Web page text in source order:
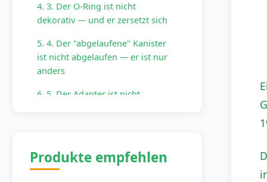
4. 3. Der O-Ring ist nicht
dekorativ — und er zersetzt sich
5. 4. Der "abgelaufene" Kanister
ist nicht abgelaufen — er ist nur
anders
6. 5. Der Adapter ist nicht
reduziert — und warum sich der
Aufwand lohnt
Produkte empfehlen